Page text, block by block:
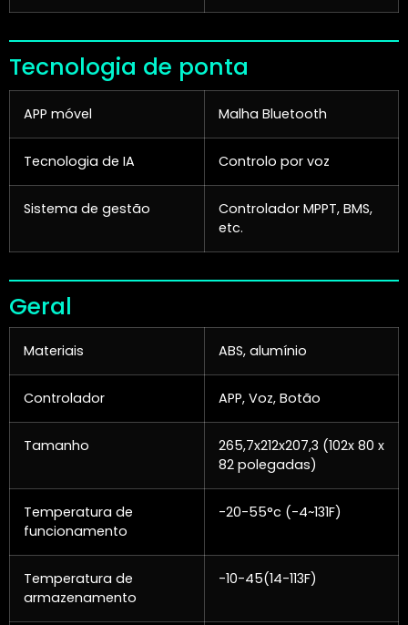
Tecnologia de ponta
APP móvel Malha Bluetooth
Tecnologia de IA Controlo por voz
Sistema de gestão
Controlador MPPT, BMS,
etc.
Geral
Materiais ABS, alumínio
Controlador APP, Voz, Botão
Tamanho
265,7x212x207,3 (102x 80 x
82 polegadas)
Temperatura de
funcionamento
-20-55°c (-4~131F)
Temperatura de
armazenamento
-10-45(14-113F)